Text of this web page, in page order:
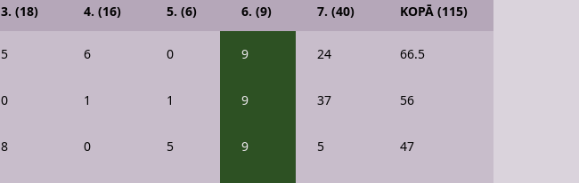
3. (18) 4. (16) 5. (6) 6. (9) 7. (40) KOPĀ (115)
5 6 0 9 24 66.5
0 1 1 9 37 56
8 0 5 9 5 47